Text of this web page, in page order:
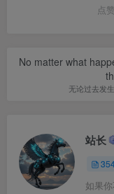
点赞
No matter what
无论过去发
站长
如果